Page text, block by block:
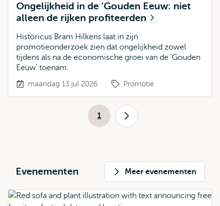
Ongelijkheid in de ‘Gouden Eeuw: niet
alleen de rijken profiteerden
Historicus Bram Hilkens laat in zijn
promotieonderzoek zien dat ongelijkheid zowel
tijdens als na de economische groei van de 'Gouden
Eeuw' toenam.
maandag 13 jul 2026 Promotie
Paginering
Huidige
1
Volgende
Evenementen Meer evenementen